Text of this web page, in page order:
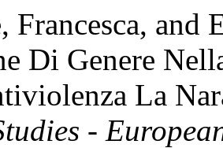
Francesca,
Di Genere
La
-